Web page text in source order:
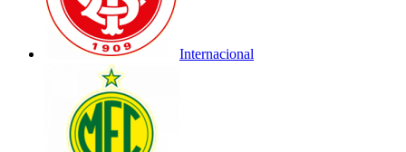
Internacional